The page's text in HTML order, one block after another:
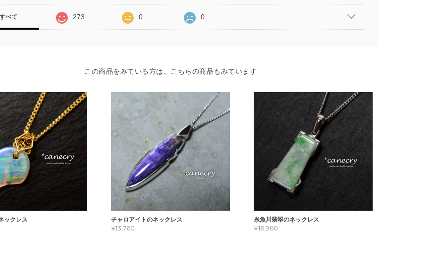
べて 273 0 0
この商品をみている方は、こちらの商品もみています
ックレス チャロアイトのネックレス
¥13,760
糸魚川翡翠のネックレス
¥16,960